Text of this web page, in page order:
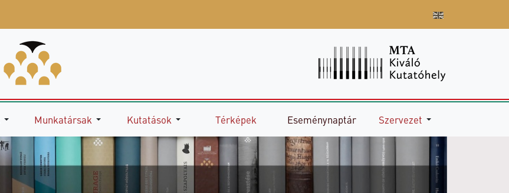
Munkatársak Kutatások Térképek Eseménynaptár Szervezet